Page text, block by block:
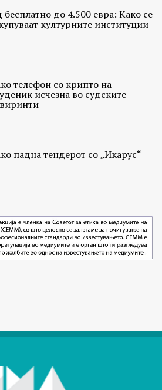
бесплатно до 4.500 евра: Како се
културните институции
телефон со крипто на
исчезна во судските
падна тендерот со „Икарус“